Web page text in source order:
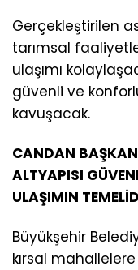
Gerçekleştirilen
tarımsal
ulaşımı
güvenli ve
kavuşacak.
CANDAN
ALTYAPISI
ULAŞIMIN
Büyükşehir
kırsal mahallelere